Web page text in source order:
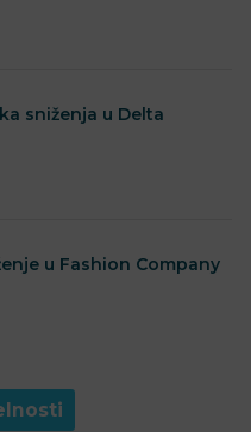
sniženja u Delta
u Fashion Company